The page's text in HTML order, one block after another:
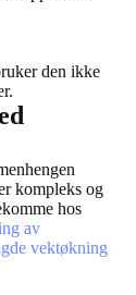
den ikke
kompleks og
hos
av
vektøkning